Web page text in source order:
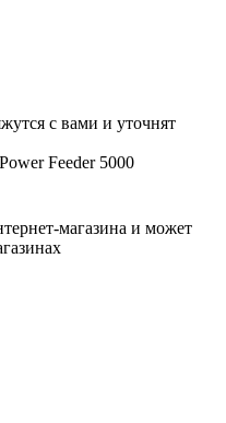
с вами и уточнят
Feeder 5000
магазина и может